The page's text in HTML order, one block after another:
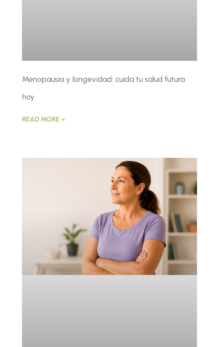
Menopausia y longevidad: cuida tu salud futura
hoy
READ MORE »